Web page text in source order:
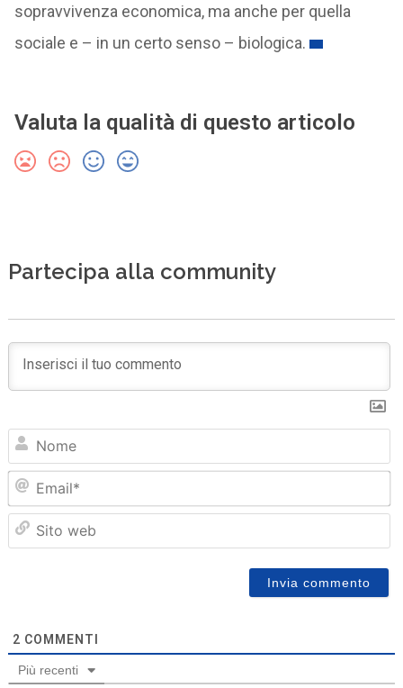
sopravvivenza economica, ma anche per quella
sociale e – in un certo senso – biologica.
Valuta la qualità di questo articolo
Partecipa alla community
2 COMMENTI
Più recenti